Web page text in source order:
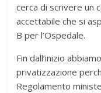
cerca di scrivere un
accettabile che si
B per l’Ospedale.
Fin dall’inizio
privatizzazione
Regolamento